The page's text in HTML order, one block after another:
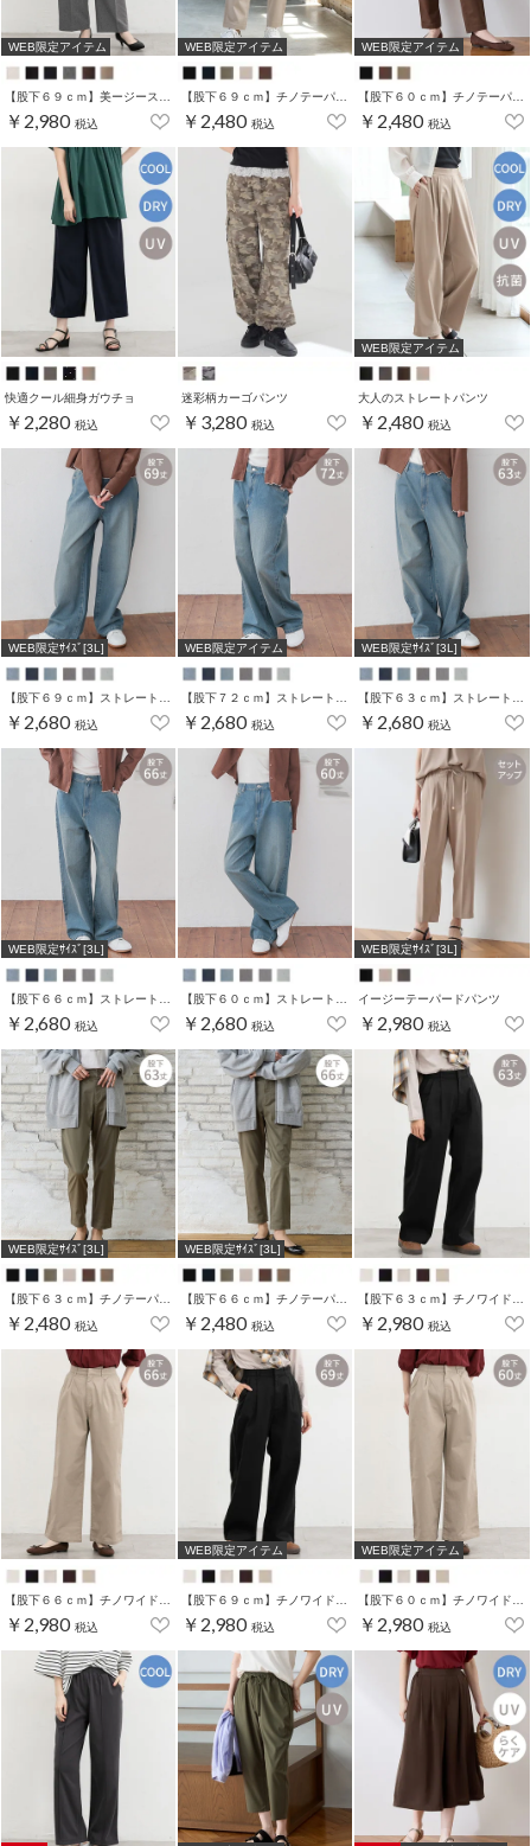
WEB限定アイテム
￥2,980 税込
WEB限定アイテム
￥2,480 税込
WEB限定アイテム
￥2,480 税込
快適クール細身ガウチョ
￥2,280 税込
迷彩柄カーゴパンツ
￥3,280 税込
WEB限定アイテム
大人のストレートパンツ
￥2,480 税込
WEB限定ｻｲｽﾞ[3L]
￥2,680 税込
WEB限定アイテム
￥2,680 税込
WEB限定ｻｲｽﾞ[3L]
￥2,680 税込
WEB限定ｻｲｽﾞ[3L]
￥2,680 税込 ￥2,680 税込
WEB限定ｻｲｽﾞ[3L]
イージーテーパードパンツ
￥2,980 税込
WEB限定ｻｲｽﾞ[3L]
【股下６３ｃｍ】チノテーパード(股下60/63/66/69cm展開)
￥2,480 税込
WEB限定ｻｲｽﾞ[3L]
【股下６６ｃｍ】チノテーパード(股下60/63/66/69cm展開)
￥2,480 税込
【股下６３ｃｍ】チノワイドストレート(股下60/63/66/69cm展開)
￥2,980 税込
￥2,980 税込
WEB限定アイテム
￥2,980 税込
WEB限定アイテム
￥2,980 税込